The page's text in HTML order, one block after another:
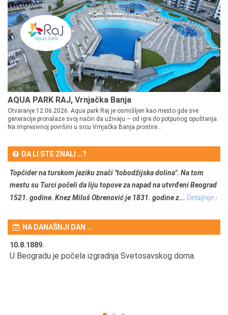
AQUA PARK RAJ, Vrnjačka Banja
Otvaranje 12.06.2026. Aqua park Raj je osmišljen kao mesto gde sve
generacije pronalaze svoj način da uživaju – od igre do potpunog opuštanja.
Na impresivnoj površini u srcu Vrnjačka Banja prostire...
DA LI STE ZNALI …?
Topčider na turskom jeziku znači "tobodžijska dolina". Na tom
mestu su Turci počeli da liju topove za napad na utvrđeni Beograd
1521. godine. Knez Miloš Obrenović je 1831. godine z... Detaljnije ›
NA DANAŠNJI DAN …
10.8.1889.
U Beogradu je počela izgradnja Svetosavskog doma.